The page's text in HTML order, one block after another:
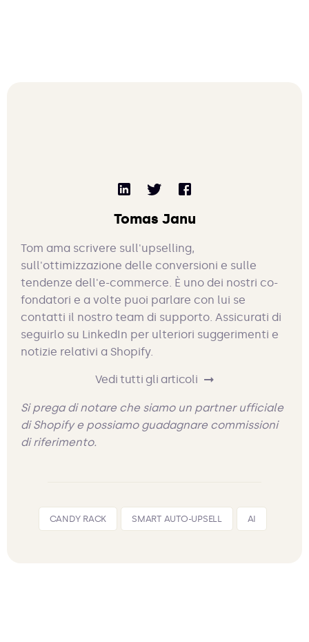
Tomas Janu
Tom ama scrivere sull'upselling,
sull'ottimizzazione delle conversioni e sulle
tendenze dell'e-commerce. È uno dei nostri co-
fondatori e a volte puoi parlare con lui se
contatti il nostro team di supporto. Assicurati di
seguirlo su LinkedIn per ulteriori suggerimenti e
notizie relativi a Shopify.
Vedi tutti gli articoli
Si prega di notare che siamo un partner ufficiale
di Shopify e possiamo guadagnare commissioni
di riferimento.
CANDY RACK SMART AUTO-UPSELL AI